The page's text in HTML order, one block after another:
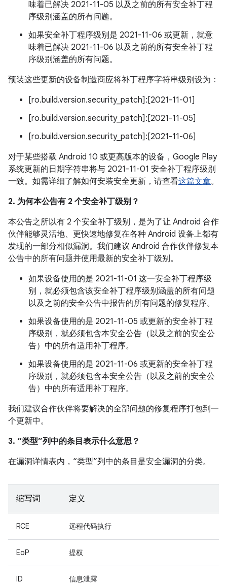
味着已解决 2021-11-05 以及之前的所有安全补丁程
序级别涵盖的所有问题。
如果安全补丁程序级别是 2021-11-06 或更新，就意
味着已解决 2021-11-06 以及之前的所有安全补丁程
序级别涵盖的所有问题。
预装这些更新的设备制造商应将补丁程序字符串级别设为：
[ro.build.version.security_patch]:[2021-11-01]
[ro.build.version.security_patch]:[2021-11-05]
[ro.build.version.security_patch]:[2021-11-06]
对于某些搭载 Android 10 或更高版本的设备，Google Play
系统更新的日期字符串将与 2021-11-01 安全补丁程序级别
一致。如需详细了解如何安装安全更新，请查看这篇文章。
2. 为何本公告有 2 个安全补丁级别？
本公告之所以有 2 个安全补丁级别，是为了让 Android 合作
伙伴能够灵活地、更快速地修复在各种 Android 设备上都有
发现的一部分相似漏洞。我们建议 Android 合作伙伴修复本
公告中的所有问题并使用最新的安全补丁级别。
如果设备使用的是 2021-11-01 这一安全补丁程序级
别，就必须包含该安全补丁程序级别涵盖的所有问题
以及之前的安全公告中报告的所有问题的修复程序。
如果设备使用的是 2021-11-05 或更新的安全补丁程
序级别，就必须包含本安全公告（以及之前的安全公
告）中的所有适用补丁程序。
如果设备使用的是 2021-11-06 或更新的安全补丁程
序级别，就必须包含本安全公告（以及之前的安全公
告）中的所有适用补丁程序。
我们建议合作伙伴将要解决的全部问题的修复程序打包到一
个更新中。
3. “类型”列中的条目表示什么意思？
在漏洞详情表内，“类型”列中的条目是安全漏洞的分类。
缩写词 定义
RCE 远程代码执行
EoP 提权
ID 信息泄露